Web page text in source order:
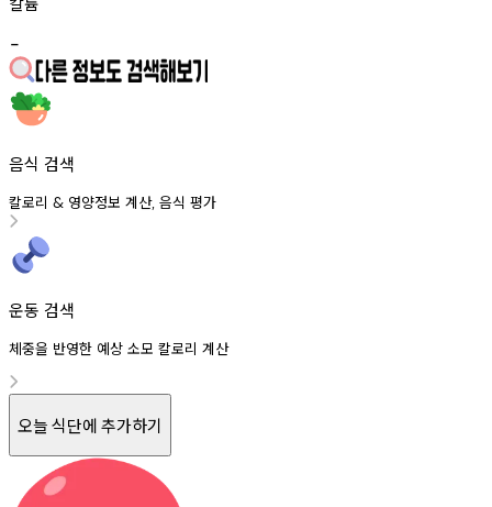
-
음식 검색
칼로리 & 영양정보 계산, 음식 평가
운동 검색
체중을 반영한 예상 소모 칼로리 계산
오늘 식단에 추가하기